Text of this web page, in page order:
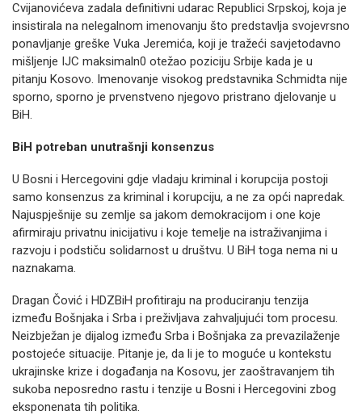
Cvijanovićeva zadala definitivni udarac Republici Srpskoj, koja je
insistirala na nelegalnom imenovanju što predstavlja svojevrsno
ponavljanje greške Vuka Jeremića, koji je tražeći savjetodavno
mišljenje IJC maksimaln0 otežao poziciju Srbije kada je u
pitanju Kosovo. Imenovanje visokog predstavnika Schmidta nije
sporno, sporno je prvenstveno njegovo pristrano djelovanje u
BiH.
BiH potreban unutrašnji konsenzus
U Bosni i Hercegovini gdje vladaju kriminal i korupcija postoji
samo konsenzus za kriminal i korupciju, a ne za opći napredak.
Najuspješnije su zemlje sa jakom demokracijom i one koje
afirmiraju privatnu inicijativu i koje temelje na istraživanjima i
razvoju i podstiču solidarnost u društvu. U BiH toga nema ni u
naznakama.
Dragan Čović i HDZBiH profitiraju na produciranju tenzija
između Bošnjaka i Srba i preživljava zahvaljujući tom procesu.
Neizbježan je dijalog između Srba i Bošnjaka za prevazilaženje
postojeće situacije. Pitanje je, da li je to moguće u kontekstu
ukrajinske krize i događanja na Kosovu, jer zaoštravanjem tih
sukoba neposredno rastu i tenzije u Bosni i Hercegovini zbog
eksponenata tih politika.